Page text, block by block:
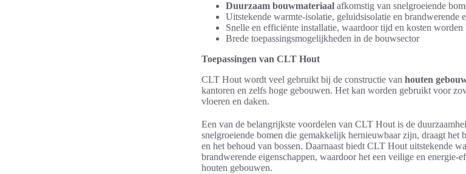
Duurzaam bouwmateriaal afkomstig van snelgroeiende
Uitstekende warmte-isolatie, geluidsisolatie en brandwerende
Snelle en efficiënte installatie, waardoor tijd en kosten worden
Brede toepassingsmogelijkheden in de bouwsector
Toepassingen van CLT Hout
CLT Hout wordt veel gebruikt bij de constructie van houten
kantoren en zelfs hoge gebouwen. Het kan worden gebruikt voor
vloeren en daken.
Een van de belangrijkste voordelen van CLT Hout is de
snelgroeiende bomen die gemakkelijk hernieuwbaar zijn, draagt het
en het behoud van bossen. Daarnaast biedt CLT Hout uitstekende
brandwerende eigenschappen, waardoor het een veilige en energie-
houten gebouwen.